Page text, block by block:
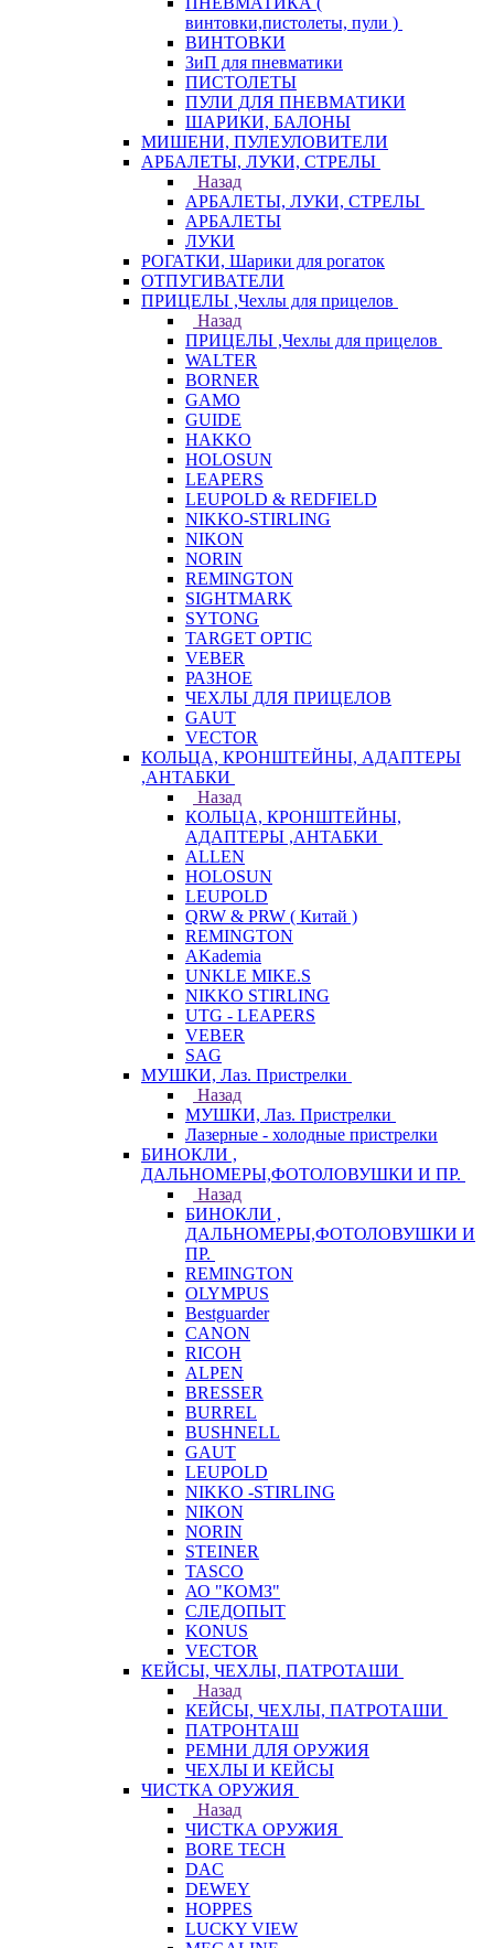
винтовки,пистолеты, пули )
ВИНТОВКИ
ЗиП для пневматики
ПИСТОЛЕТЫ
ПУЛИ ДЛЯ ПНЕВМАТИКИ
ШАРИКИ, БАЛОНЫ
МИШЕНИ, ПУЛЕУЛОВИТЕЛИ
АРБАЛЕТЫ, ЛУКИ, СТРЕЛЫ
Назад
АРБАЛЕТЫ, ЛУКИ, СТРЕЛЫ
АРБАЛЕТЫ
ЛУКИ
РОГАТКИ, Шарики для рогаток
ОТПУГИВАТЕЛИ
ПРИЦЕЛЫ ,Чехлы для прицелов
Назад
ПРИЦЕЛЫ ,Чехлы для прицелов
WALTER
BORNER
GAMO
GUIDE
HAKKO
HOLOSUN
LEAPERS
LEUPOLD & REDFIELD
NIKKO-STIRLING
NIKON
NORIN
REMINGTON
SIGHTMARK
SYTONG
TARGET OPTIC
VEBER
РАЗНОЕ
ЧЕХЛЫ ДЛЯ ПРИЦЕЛОВ
GAUT
VECTOR
КОЛЬЦА, КРОНШТЕЙНЫ, АДАПТЕРЫ
,АНТАБКИ
Назад
КОЛЬЦА, КРОНШТЕЙНЫ,
АДАПТЕРЫ ,АНТАБКИ
ALLEN
HOLOSUN
LEUPOLD
QRW & PRW ( Китай )
REMINGTON
AKademia
UNKLE MIKE.S
NIKKO STIRLING
UTG - LEAPERS
VEBER
SAG
МУШКИ, Лаз. Пристрелки
Назад
МУШКИ, Лаз. Пристрелки
Лазерные - холодные пристрелки
БИНОКЛИ ,
ДАЛЬНОМЕРЫ,ФОТОЛОВУШКИ И ПР.
Назад
БИНОКЛИ ,
ДАЛЬНОМЕРЫ,ФОТОЛОВУШКИ И
ПР.
REMINGTON
OLYMPUS
Bestguarder
CANON
RICOH
ALPEN
BRESSER
BURREL
BUSHNELL
GAUT
LEUPOLD
NIKKO -STIRLING
NIKON
NORIN
STEINER
TASCO
АО "КОМЗ"
СЛЕДОПЫТ
KONUS
VECTOR
КЕЙСЫ, ЧЕХЛЫ, ПАТРОТАШИ
Назад
КЕЙСЫ, ЧЕХЛЫ, ПАТРОТАШИ
ПАТРОНТАШ
РЕМНИ ДЛЯ ОРУЖИЯ
ЧЕХЛЫ И КЕЙСЫ
ЧИСТКА ОРУЖИЯ
Назад
ЧИСТКА ОРУЖИЯ
BORE TECH
DAC
DEWEY
HOPPES
LUCKY VIEW